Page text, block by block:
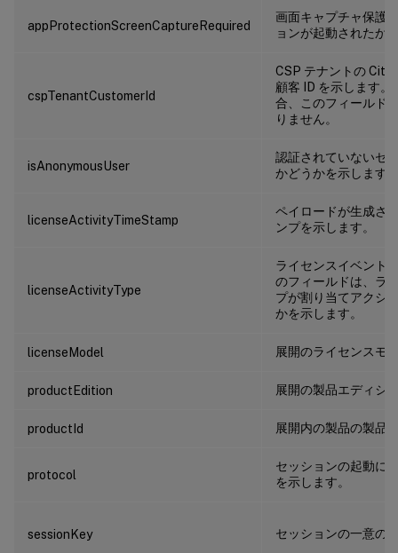
appProtectionScreenCaptureRequired
画面キャプチャ保護
ョンが起動されたか
cspTenantCustomerId
CSP テナントの
顧客 ID を示します
合、このフィールド
りません。
isAnonymousUser
認証されていないセ
かどうかを示します
licenseActivityTimeStamp
ペイロードが生成さ
ンプを示します。
licenseActivityType
ライセンスイベント
のフィールドは、ラ
プが割り当てアクシ
かを示します。
licenseModel 展開のライセンスモ
productEdition 展開の製品エディシ
productId 展開内の製品の製品
protocol
セッションの起動に
を示します。
sessionKey セッションの一意の